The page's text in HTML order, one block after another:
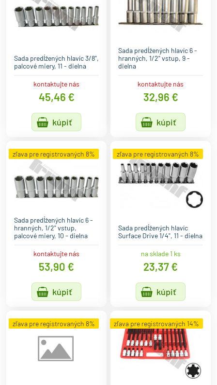
Sada predĺžených hlavíc 3/8",
palcové miery, 11 - dielna
kontaktujte nás
45,46 €
kúpiť
Sada predĺžených hlavíc 6 -
hranných, 1/2" vstup, 9 -
dielna
kontaktujte nás
32,96 €
kúpiť
zľava pre registrovaných 8%
Sada predĺžených hlavíc 6 -
hranných, 1/2" vstup,
palcové miery, 10 - dielna
kontaktujte nás
53,90 €
kúpiť
zľava pre registrovaných 8%
Sada predĺžených hlavíc
Surface Drive 1/4", 11 - dielna
na sklade 1 ks
23,37 €
kúpiť
zľava pre registrovaných 8% zľava pre registrovaných 14%